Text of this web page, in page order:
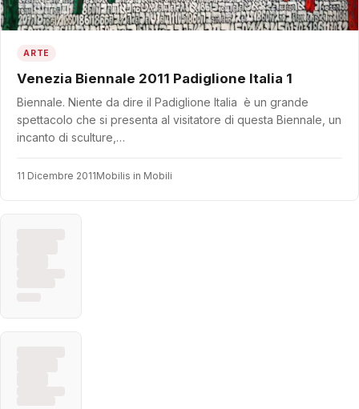
ARTE
Venezia Biennale 2011 Padiglione Italia 1
Biennale. Niente da dire il Padiglione Italia è un grande
spettacolo che si presenta al visitatore di questa Biennale, un
incanto di sculture,…
11 Dicembre 2011Mobilis in Mobili